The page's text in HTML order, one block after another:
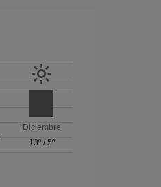
Diciembre
13º/ 5º